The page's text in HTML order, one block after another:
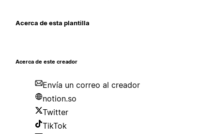
Acerca de esta plantilla
Acerca de este creador
Envía un correo al creador
notion.so
Twitter
TikTok